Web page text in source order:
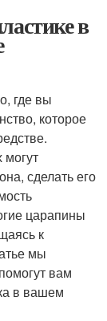
в
где вы
которое
сделать его
царапины
к
мы
вам
в вашем